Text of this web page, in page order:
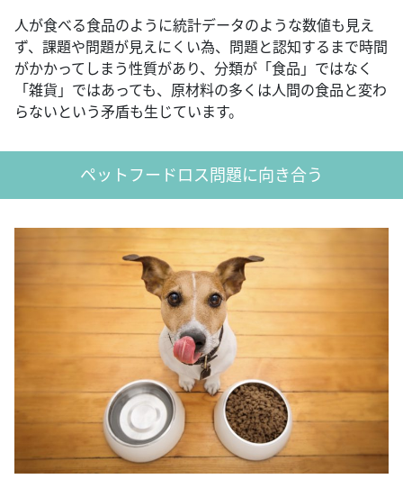
人が食べる食品のように統計データのような数値も見え
ず、課題や問題が見えにくい為、問題と認知するまで時間
がかかってしまう性質があり、分類が「食品」ではなく
「雑貨」ではあっても、原材料の多くは人間の食品と変わ
らないという矛盾も生じています。
ペットフードロス問題に向き合う